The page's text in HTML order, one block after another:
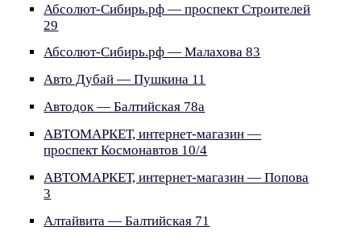
Абсолют-Сибирь.рф — проспект Строителей
29
Абсолют-Сибирь.рф — Малахова 83
Авто Дубай — Пушкина 11
Автодок — Балтийская 78а
АВТОМАРКЕТ, интернет-магазин —
проспект Космонавтов 10/4
АВТОМАРКЕТ, интернет-магазин — Попова
3
Алтайвита — Балтийская 71